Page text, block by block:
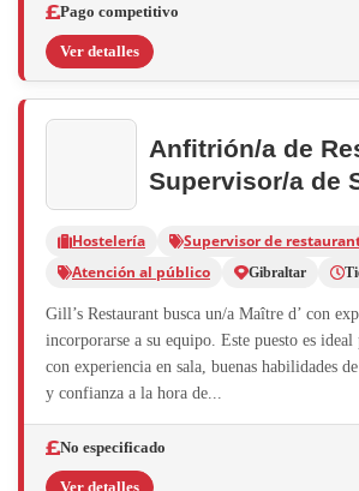
Pago competitivo
Ver detalles
Anfitrión/a de
Supervisor/a de
Hostelería
Supervisor de
Atención al público
Gibraltar
Gill’s Restaurant busca un/a Maître d’ con
incorporarse a su equipo. Este puesto es ideal
con experiencia en sala, buenas habilidades
y confianza a la hora de...
No especificado
Ver detalles